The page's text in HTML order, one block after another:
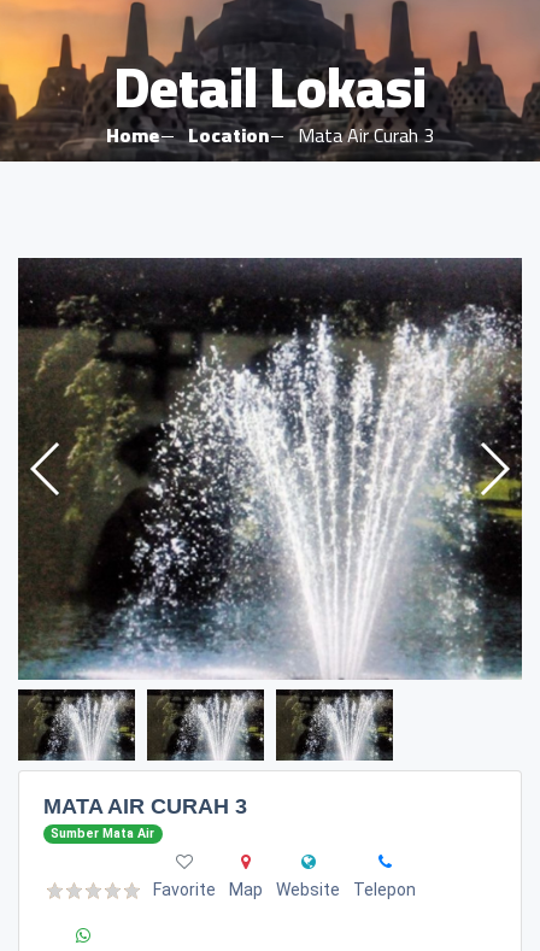
Detail Lokasi
Home Location Mata Air Curah 3
MATA AIR CURAH 3
Sumber Mata Air
Favorite Map Website Telepon